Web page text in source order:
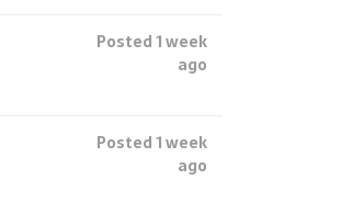
Posted 1 week
ago
Posted 1 week
ago